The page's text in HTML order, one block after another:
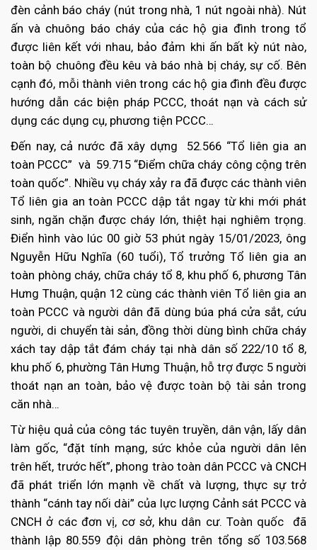
đèn cảnh báo cháy (nút trong nhà, 1 nút ngoài nhà). Nút
ấn và chuông báo cháy của các hộ gia đình trong tổ
được liên kết với nhau, bảo đảm khi ấn bất kỳ nút nào,
toàn bộ chuông đều kêu và báo nhà bị cháy, sự cố. Bên
cạnh đó, mỗi thành viên trong các hộ gia đình đều được
hướng dẫn các biện pháp PCCC, thoát nạn và cách sử
dụng các dụng cụ, phương tiện PCCC…
Đến nay, cả nước đã xây dựng 52.566 “Tổ liên gia an
toàn PCCC” và 59.715 “Điểm chữa cháy công cộng trên
toàn quốc”. Nhiều vụ cháy xảy ra đã được các thành viên
Tổ liên gia an toàn PCCC dập tắt ngay từ khi mới phát
sinh, ngăn chặn được cháy lớn, thiệt hại nghiêm trọng.
Điển hình vào lúc 00 giờ 53 phút ngày 15/01/2023, ông
Nguyễn Hữu Nghĩa (60 tuổi), Tổ trưởng Tổ liên gia an
toàn phòng cháy, chữa cháy tổ 8, khu phố 6, phương Tân
Hưng Thuận, quận 12 cùng các thành viên Tổ liên gia an
toàn PCCC và người dân đã dùng búa phá cửa sắt, cứu
người, di chuyển tài sản, đồng thời dùng bình chữa cháy
xách tay dập tắt đám cháy tại nhà dân số 222/10 tổ 8,
khu phố 6, phường Tân Hưng Thuận, hỗ trợ được 5 người
thoát nạn an toàn, bảo vệ được toàn bộ tài sản trong
căn nhà…
Từ hiệu quả của công tác tuyên truyền, dân vận, lấy dân
làm gốc, “đặt tính mạng, sức khỏe của người dân lên
trên hết, trước hết”, phong trào toàn dân PCCC và CNCH
đã phát triển lớn mạnh về chất và lượng, thực sự trở
thành “cánh tay nối dài” của lực lượng Cảnh sát PCCC và
CNCH ở các đơn vị, cơ sở, khu dân cư. Toàn quốc đã
thành lập 80.559 đội dân phòng trên tổng số 103.568